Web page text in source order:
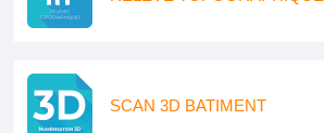
SCAN 3D BATIMENT